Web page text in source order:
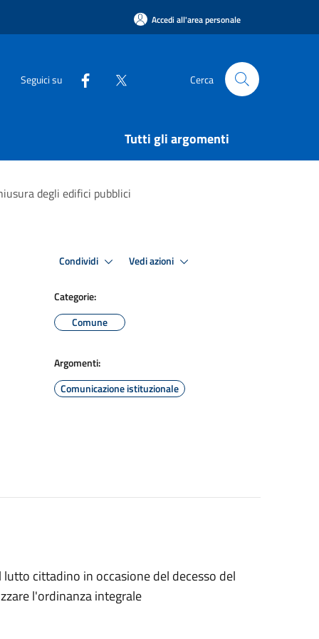
Accedi all'area personale
Seguici su Cerca
Tutti gli argomenti
degli edifici pubblici
Condividi Vedi azioni
Categorie:
Comune
Argomenti:
Comunicazione istituzionale
cittadino in occasione del decesso del
l'ordinanza integrale